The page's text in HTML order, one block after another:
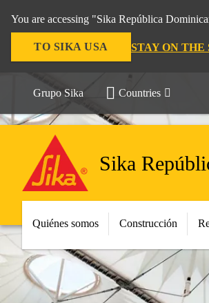
You are accessing "Sika República
TO SIKA USA STAY ON
Grupo Sika Countries
Sika
Quiénes somos Construcción